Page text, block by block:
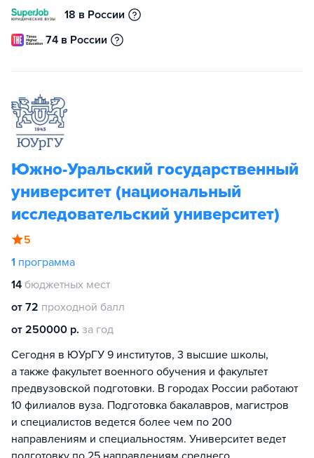
18 в России
74 в России
Южно-Уральский государственный
университет (национальный
исследовательский университет)
5
1 программа
14 бюджетных мест
от 72 проходной балл
от 250000 р. за год
Сегодня в ЮУрГУ 9 институтов, 3 высшие школы,
а также факультет военного обучения и факультет
предвузовской подготовки. В городах России работают
10 филиалов вуза. Подготовка бакалавров, магистров
и специалистов ведется более чем по 200
направлениям и специальностям. Университет ведет